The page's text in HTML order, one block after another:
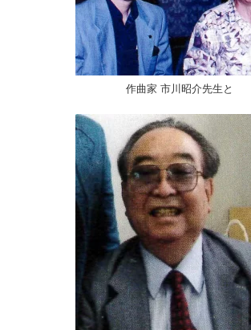
作曲家 市川昭介先生と